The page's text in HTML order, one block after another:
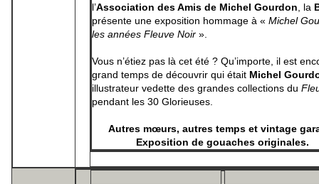
l’Association des Amis de Michel Gourdon , la
présente une exposition hommage à « Michel
les années Fleuve Noir».
Vous n’étiez pas là cet été ? Qu’importe, il est
grand temps de découvrir qui était Michel
illustrateur vedette des grandes collections du
pendant les 30 Glorieuses.
Autres mœurs, autres temps et vintage
Exposition de gouaches originales.